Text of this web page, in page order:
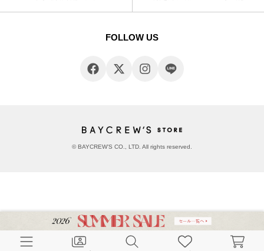
FOLLOW US
© BAYCREW’S CO., LTD. All rights reserved.